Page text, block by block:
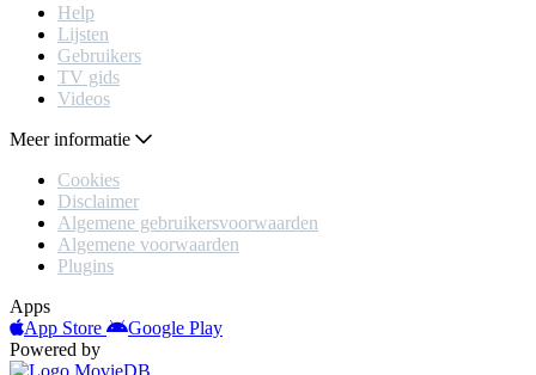
Help
Lijsten
Gebruikers
TV gids
Videos
Meer informatie
Cookies
Disclaimer
Algemene gebruikersvoorwaarden
Algemene voorwaarden
Plugins
Apps
App Store
Google Play
Powered by